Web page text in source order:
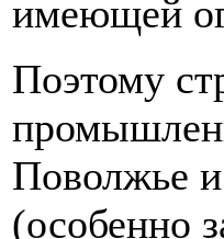
имеющей
Поэтому
Поволжье
(особенно